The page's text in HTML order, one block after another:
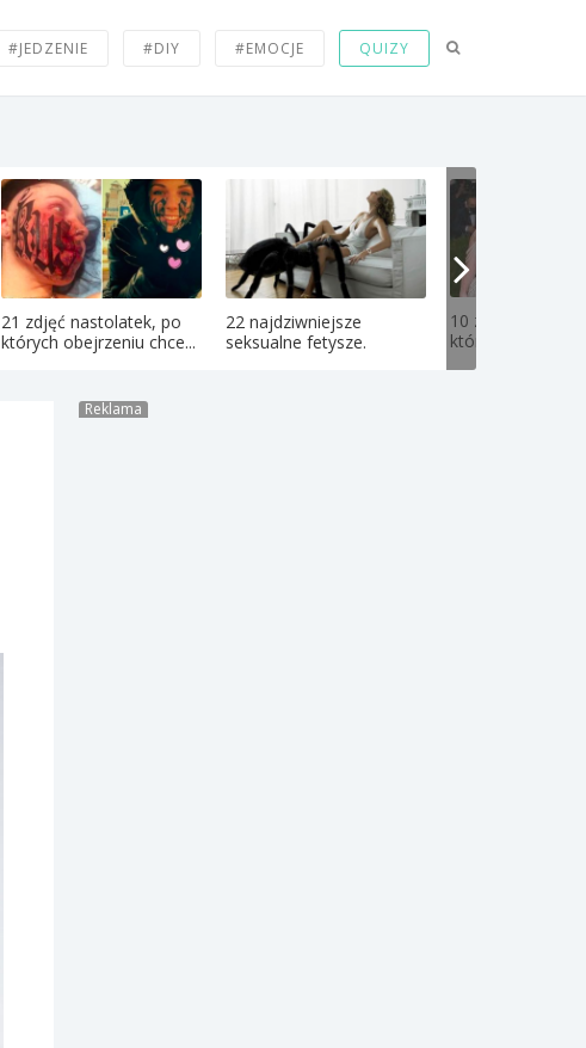
#JEDZENIE #DIY #EMOCJE QUIZY
21 zdjęć nastolatek, po
których obejrzeniu chce...
22 najdziwniejsze
seksualne fetysze.
10 zdjęć gwiazd
które sprawiły,
Reklama